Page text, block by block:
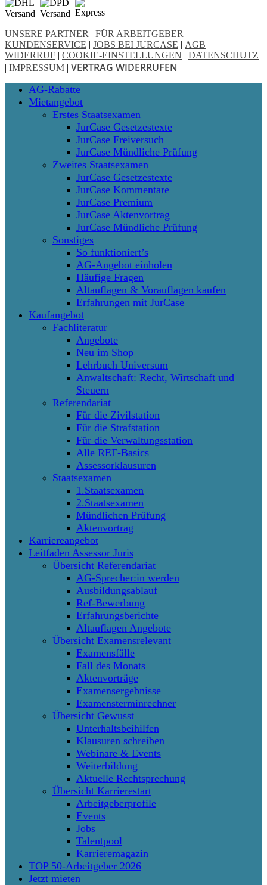
UNSERE PARTNER | FÜR ARBEITGEBER |
KUNDENSERVICE | JOBS BEI JURCASE | AGB |
WIDERRUF | COOKIE-EINSTELLUNGEN | DATENSCHUTZ
| IMPRESSUM | VERTRAG WIDERRUFEN
Close
AG-Rabatte
Mietangebot
Erstes Staatsexamen
JurCase Gesetzestexte
JurCase Freiversuch
JurCase Mündliche Prüfung
Zweites Staatsexamen
JurCase Gesetzestexte
JurCase Kommentare
JurCase Premium
JurCase Aktenvortrag
JurCase Mündliche Prüfung
Sonstiges
So funktioniert’s
AG-Angebot einholen
Häufige Fragen
Altauflagen & Vorauflagen kaufen
Erfahrungen mit JurCase
Kaufangebot
Fachliteratur
Angebote
Neu im Shop
Lehrbuch Universum
Anwaltschaft: Recht, Wirtschaft und
Steuern
Referendariat
Für die Zivilstation
Für die Strafstation
Für die Verwaltungsstation
Alle REF-Basics
Assessorklausuren
Staatsexamen
1.Staatsexamen
2.Staatsexamen
Mündlichen Prüfung
Aktenvortrag
Karriereangebot
Leitfaden Assessor Juris
Übersicht Referendariat
AG-Sprecher:in werden
Ausbildungsablauf
Ref-Bewerbung
Erfahrungsberichte
Altauflagen Angebote
Übersicht Examensrelevant
Examensfälle
Fall des Monats
Aktenvorträge
Examensergebnisse
Examensterminrechner
Übersicht Gewusst
Unterhaltsbeihilfen
Klausuren schreiben
Webinare & Events
Weiterbildung
Aktuelle Rechtsprechung
Übersicht Karrierestart
Arbeitgeberprofile
Events
Jobs
Talentpool
Karrieremagazin
TOP 50-Arbeitgeber 2026
Jetzt mieten